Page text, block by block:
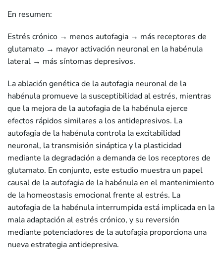
En resumen:
Estrés crónico → menos autofagia → más receptores de
glutamato → mayor activación neuronal en la habénula
lateral → más síntomas depresivos.
La ablación genética de la autofagia neuronal de la
habénula promueve la susceptibilidad al estrés, mientras
que la mejora de la autofagia de la habénula ejerce
efectos rápidos similares a los antidepresivos. La
autofagia de la habénula controla la excitabilidad
neuronal, la transmisión sináptica y la plasticidad
mediante la degradación a demanda de los receptores de
glutamato. En conjunto, este estudio muestra un papel
causal de la autofagia de la habénula en el mantenimiento
de la homeostasis emocional frente al estrés. La
autofagia de la habénula interrumpida está implicada en la
mala adaptación al estrés crónico, y su reversión
mediante potenciadores de la autofagia proporciona una
nueva estrategia antidepresiva.